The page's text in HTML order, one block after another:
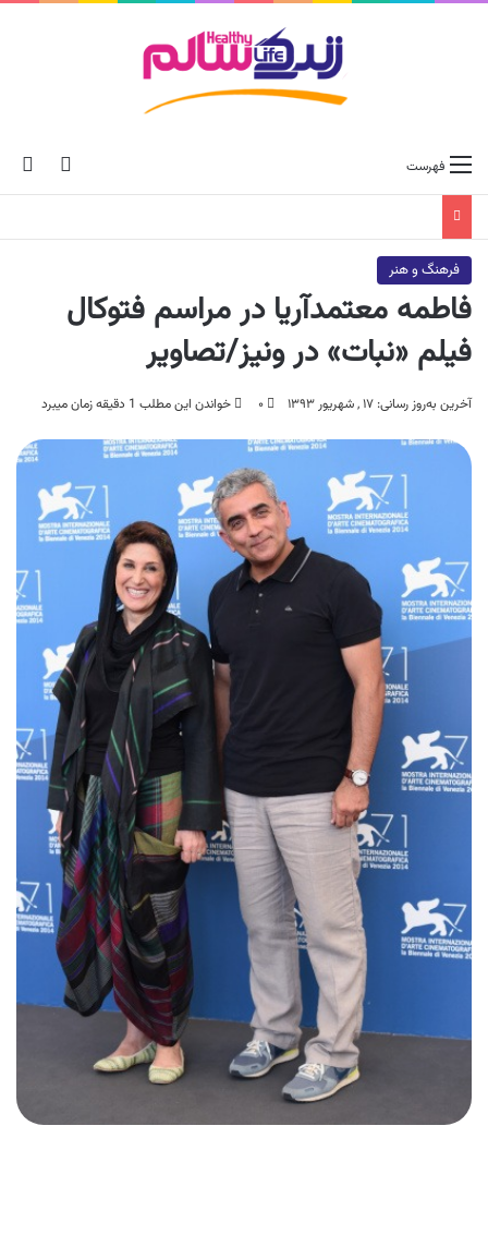
skin فهرست
فرهنگ و هنر
فاطمه معتمدآریا در مراسم فتوکال
فیلم «نبات» در ونیز/تصاویر
آخرین به‌روز رسانی: ۱۷ , شهریور ۱۳۹۳ ۰ خواندن این مطلب 1 دقیقه زمان میبرد